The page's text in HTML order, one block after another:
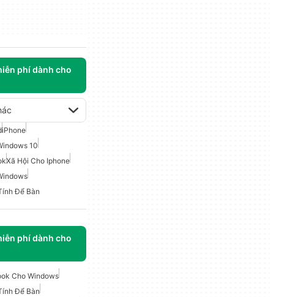
phí dành cho
iPhone
10
Xã Hội Cho Iphone
Để Bàn
phí dành cho
Cho Windows
Để Bàn